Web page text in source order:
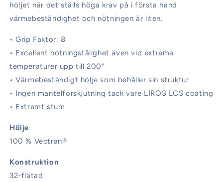
höljet när det ställs höga krav på i första hand
värmebeständighet och nötningen är liten.
• Grip Faktor: 8
• Excellent nötningstålighet även vid extrema
temperaturer upp till 200°
• Värmebeständigt hölje som behåller sin struktur
• Ingen mantelförskjutning tack vare LIROS LCS coating
• Extremt stum
Hölje
100 % Vectran®
Konstruktion
32-flätad